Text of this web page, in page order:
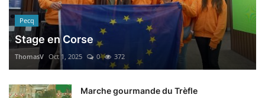
Pecq
Stage en Corse
ThomasV Oct 1, 2025 0 372
Marche gourmande du Trèfle